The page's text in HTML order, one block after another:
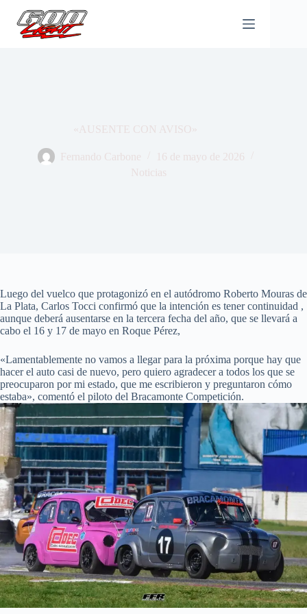
contenido
«AUSENTE CON AVISO»
Fernando Carbone
16 de mayo de 2026
Noticias
Luego del vuelco que protagonizó en el autódromo Roberto Mouras de
La Plata, Carlos Tocci confirmó que la intención es tener continuidad ,
aunque deberá ausentarse en la tercera fecha del año, que se llevará a
cabo el 16 y 17 de mayo en Roque Pérez,
«Lamentablemente no vamos a llegar para la próxima porque hay que
hacer el auto casi de nuevo, pero quiero agradecer a todos los que se
preocuparon por mi estado, que me escribieron y preguntaron cómo
estaba», comentó el piloto del Bracamonte Competición.